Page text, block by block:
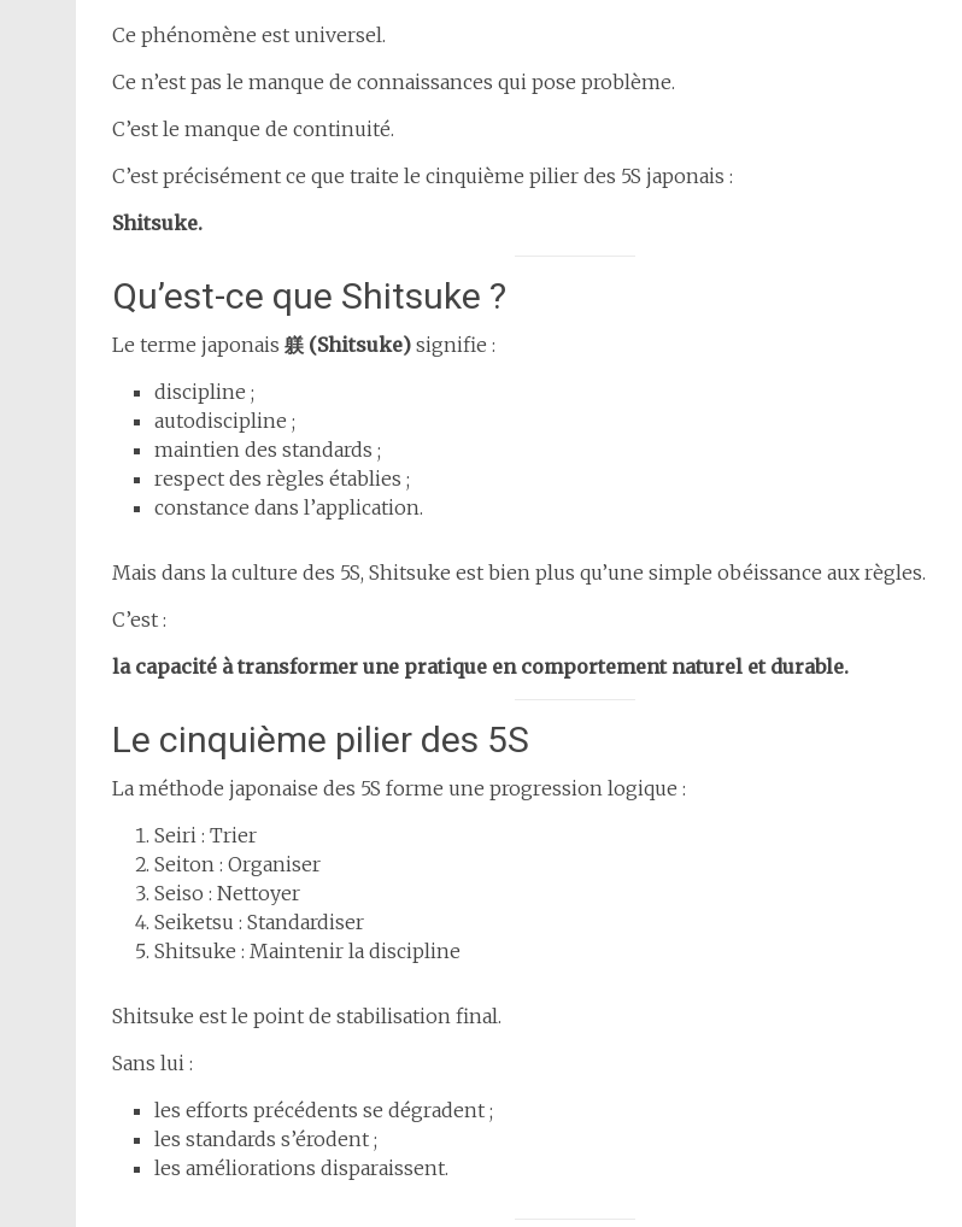
Ce phénomène est universel.
Ce n’est pas le manque de connaissances qui pose problème.
C’est le manque de continuité.
C’est précisément ce que traite le cinquième pilier des 5S japonais :
Shitsuke.
Qu’est-ce que Shitsuke ?
Le terme japonais 躾 (Shitsuke) signifie :
discipline ;
autodiscipline ;
maintien des standards ;
respect des règles établies ;
constance dans l’application.
Mais dans la culture des 5S, Shitsuke est bien plus qu’une simple obéissance aux règles.
C’est :
la capacité à transformer une pratique en comportement naturel et durable.
Le cinquième pilier des 5S
La méthode japonaise des 5S forme une progression logique :
Seiri : Trier
Seiton : Organiser
Seiso : Nettoyer
Seiketsu : Standardiser
Shitsuke : Maintenir la discipline
Shitsuke est le point de stabilisation final.
Sans lui :
les efforts précédents se dégradent ;
les standards s’érodent ;
les améliorations disparaissent.